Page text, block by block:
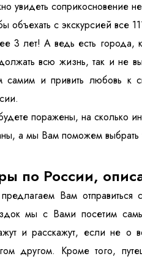
увидеть соприкосновение
объехать с экскурсией все
3 лет! А ведь есть города,
всю жизнь, так и не
самим и привить любовь к
поражены, на сколько
а мы Вам поможем
по России,
Вам
мы с Вами посетим
и расскажут, если не о
другом. Кроме того,